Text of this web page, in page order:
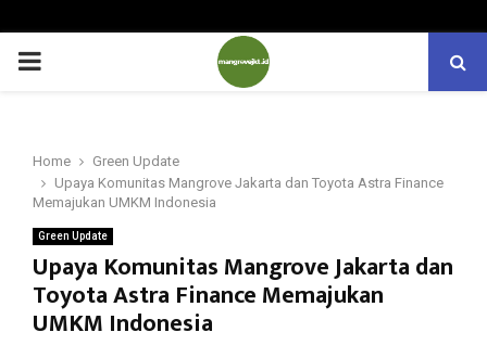
PRIMARY
Home
Green Update
Upaya Komunitas Mangrove Jakarta dan Toyota Astra Finance
Memajukan UMKM Indonesia
Green Update
Upaya Komunitas Mangrove Jakarta dan
Toyota Astra Finance Memajukan
UMKM Indonesia